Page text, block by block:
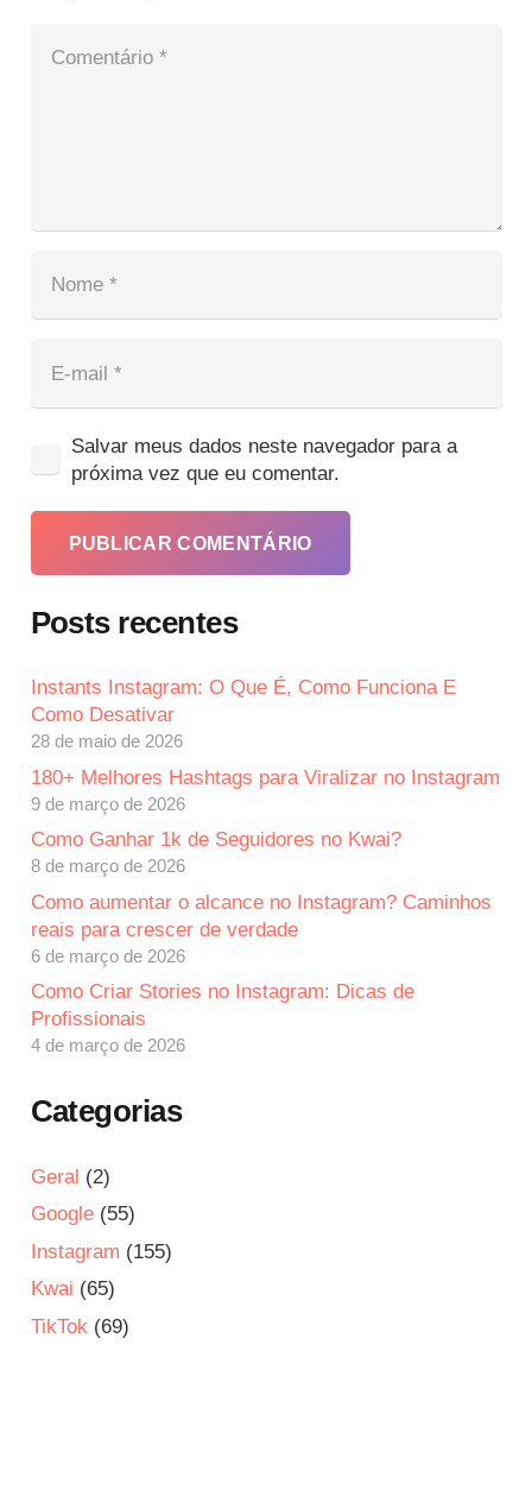
Salvar meus dados neste navegador para a
próxima vez que eu comentar.
PUBLICAR COMENTÁRIO
Posts recentes
Instants Instagram: O Que É, Como Funciona E
Como Desativar
28 de maio de 2026
180+ Melhores Hashtags para Viralizar no Instagram
9 de março de 2026
Como Ganhar 1k de Seguidores no Kwai?
8 de março de 2026
Como aumentar o alcance no Instagram? Caminhos
reais para crescer de verdade
6 de março de 2026
Como Criar Stories no Instagram: Dicas de
Profissionais
4 de março de 2026
Categorias
Geral (2)
Google(55)
Instagram (155)
Kwai (65)
TikTok (69)